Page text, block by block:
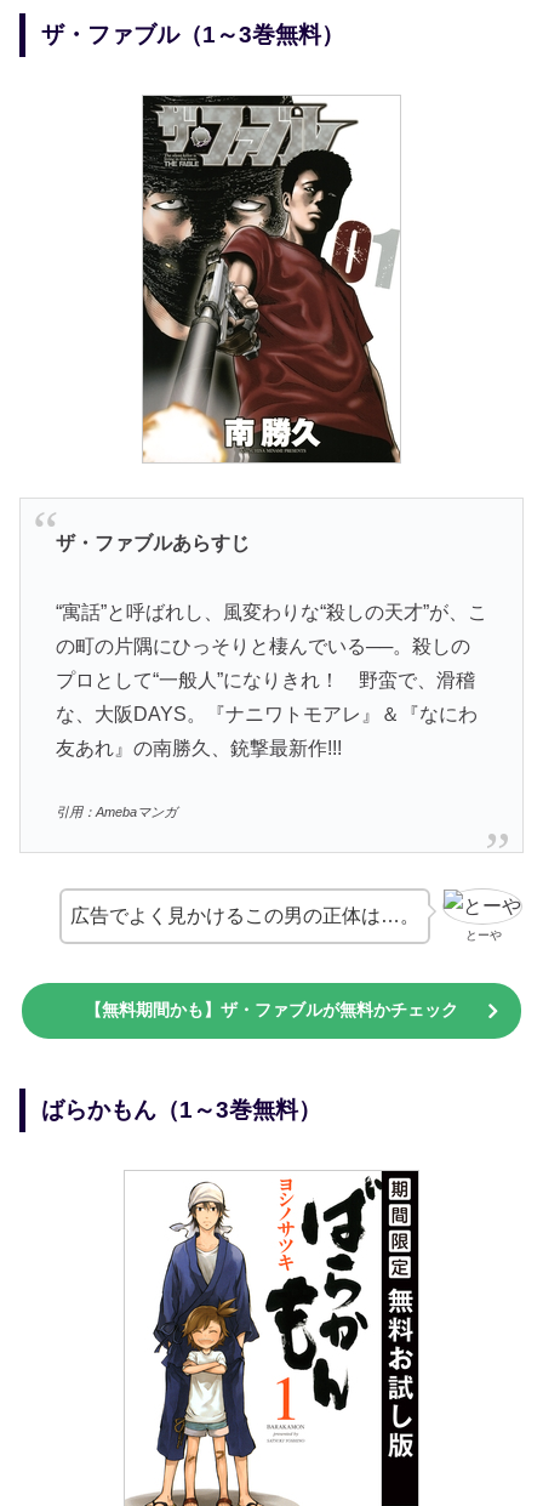
ザ・ファブル（1～3巻無料）
ザ・ファブルあらすじ
“寓話”と呼ばれし、風変わりな“殺しの天才”が、こ
の町の片隅にひっそりと棲んでいる──。殺しの
プロとして“一般人”になりきれ！ 野蛮で、滑稽
な、大阪DAYS。『ナニワトモアレ』＆『なにわ
友あれ』の南勝久、銃撃最新作!!!
引用：Amebaマンガ
とーや
広告でよく見かけるこの男の正体は…。
【無料期間かも】ザ・ファブルが無料かチェック
ばらかもん（1～3巻無料）